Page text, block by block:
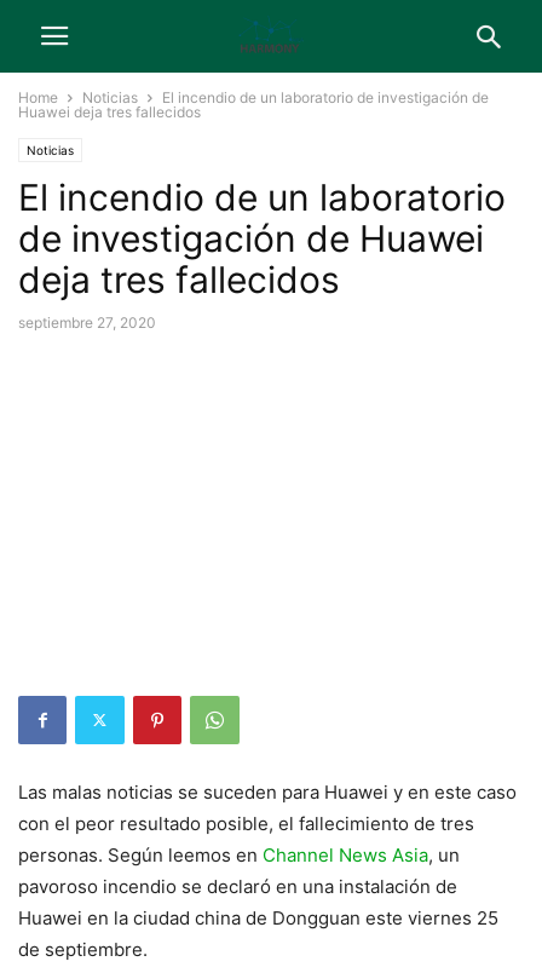
Home Noticias
El incendio de un laboratorio de investigación de
Huawei deja tres fallecidos
Noticias
El incendio de un laboratorio
de investigación de Huawei
deja tres fallecidos
septiembre 27, 2020
Las malas noticias se suceden para Huawei y en este caso
con el peor resultado posible, el fallecimiento de tres
personas. Según leemos en Channel News Asia, un
pavoroso incendio se declaró en una instalación de
Huawei en la ciudad china de Dongguan este viernes 25
de septiembre.